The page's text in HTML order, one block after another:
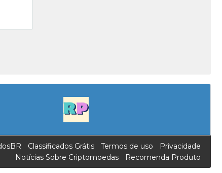
Classificados Grátis Termos de uso
Privacidade
Notícias Sobre Criptomoedas
Recomenda Produto